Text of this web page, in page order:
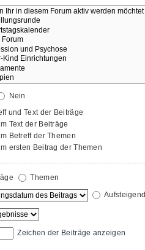
Nein
und Text der Beiträge
Text der Beiträge
Betreff der Themen
ersten Beitrag der Themen
Themen
Aufsteigend
Zeichen der Beiträge anzeigen